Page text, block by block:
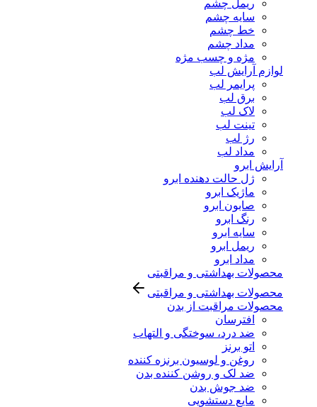
ریمل چشم
سایه چشم
خط چشم
مداد چشم
مژه و چسب مژه
لوازم آرایش لب
پرایمر لب
برق لب
لاک لب
تینت لب
رژ لب
مداد لب
آرایش ابرو
ژل حالت دهنده ابرو
ماژیک ابرو
صابون ابرو
رنگ ابرو
سایه ابرو
ریمل ابرو
مداد ابرو
محصولات بهداشتی و مراقبتی
محصولات بهداشتی و مراقبتی
محصولات مراقبت از بدن
افترسان
ضد درد، سوختگی و التهاب
اتو برنز
روغن و لوسیون برنزه کننده
ضد لک و روشن کننده بدن
ضد جوش بدن
مایع دستشویی